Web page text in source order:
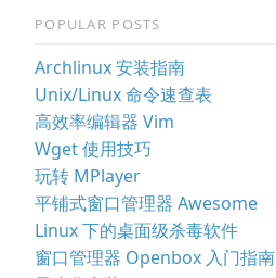
POPULAR POSTS
Archlinux 安装指南
Unix/Linux 命令速查表
高效率编辑器 Vim
Wget 使用技巧
玩转 MPlayer
平铺式窗口管理器 Awesome
Linux 下的桌面级杀毒软件
窗口管理器 Openbox 入门指南